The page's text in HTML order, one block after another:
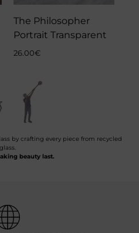
The Philosopher
Portrait Transparent
26.00€
by crafting every piece from recycled
glass.
beauty last.